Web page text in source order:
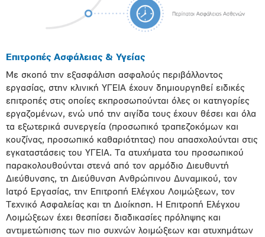
Επιτροπές Ασφάλειας & Υγείας
Με σκοπό την εξασφάλιση ασφαλούς περιβάλλοντος
εργασίας, στην κλινική ΥΓΕΙΑ έχουν δημιουργηθεί ειδικές
επιτροπές στις οποίες εκπροσωπούνται όλες οι κατηγορίες
εργαζομένων, ενώ υπό την αιγίδα τους έχουν θέσει και όλα
τα εξωτερικά συνεργεία (προσωπικό τραπεζοκόμων και
κουζίνας, προσωπικό καθαριότητας) που απασχολούνται στις
εγκαταστάσεις του ΥΓΕΙΑ. Τα ατυχήματα του προσωπικού
παρακολουθούνται στενά από τον αρμόδιο Διευθυντή
Διεύθυνσης, τη Διεύθυνση Ανθρώπινου Δυναμικού, τον
Ιατρό Εργασίας, την Επιτροπή Ελέγχου Λοιμώξεων, τον
Τεχνικό Ασφαλείας και τη Διοίκηση. Η Επιτροπή Ελέγχου
Λοιμώξεων έχει θεσπίσει διαδικασίες πρόληψης και
αντιμετώπισης των πιο συχνών λοιμώξεων και ατυχημάτων